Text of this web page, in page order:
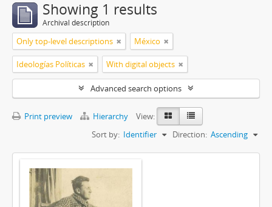
Showing 1 results
Archival description
Only top-level descriptions México
Ideologías Políticas With digital objects
Advanced search options
Print preview Hierarchy
View:
Sort by: Identifier Direction: Ascending